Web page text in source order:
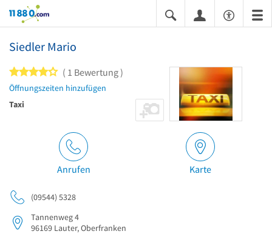
11880.com
Siedler Mario
4 von 5 Sternen
1 Bewertung
Öffnungszeiten hinzufügen
Taxi
Anrufen Karte
(09544) 5328
Tannenweg 4
96169 Lauter, Oberfranken